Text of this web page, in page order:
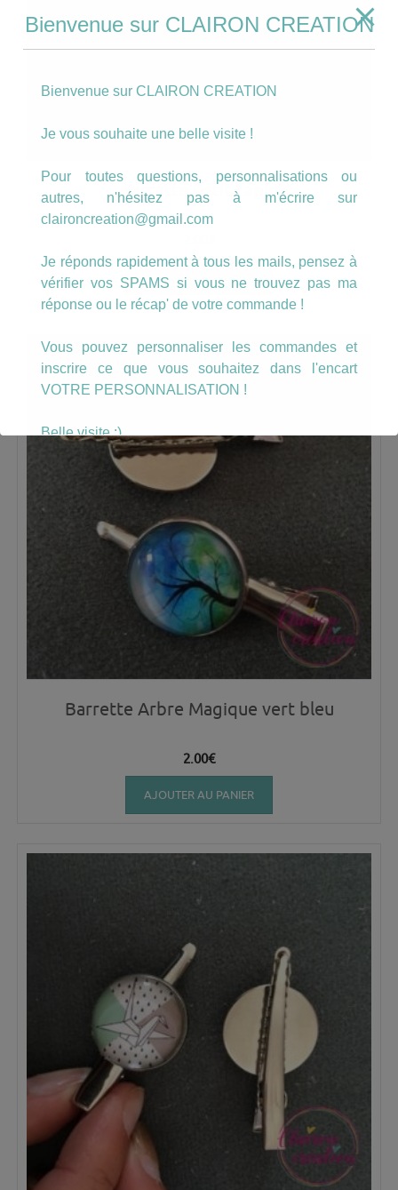
Barrette Petit Lapin
AJOUTER AU PANIER
Barrette Arbre Magique vert bleu
2.00€
AJOUTER AU PANIER
Bienvenue sur CLAIRON CREATION
Bienvenue sur CLAIRON CREATION
Je vous souhaite une belle visite !
Pour toutes questions, personnalisations ou
autres, n'hésitez pas à m'écrire sur
claironcreation@gmail.com
Je réponds rapidement à tous les mails, pensez à
vérifier vos SPAMS si vous ne trouvez pas ma
réponse ou le récap' de votre commande !
Vous pouvez personnaliser les commandes et
inscrire ce que vous souhaitez dans l'encart
VOTRE PERSONNALISATION !
Belle visite :)